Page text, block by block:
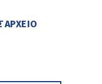
ΑΡΧΕΙΟ